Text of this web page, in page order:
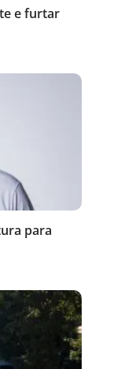
e furtar
para